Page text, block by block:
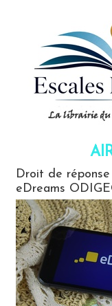
Droit de
eDreams